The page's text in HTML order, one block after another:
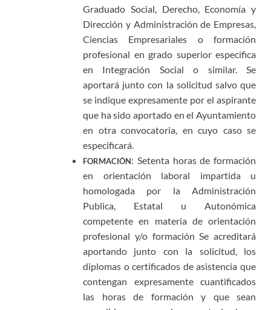
Graduado Social, Derecho, Economía y
Dirección y Administración de Empresas,
Ciencias Empresariales o formación
profesional en grado superior especifica
en Integración Social o similar. Se
aportará junto con la solicitud salvo que
se indique expresamente por el aspirante
que ha sido aportado en el Ayuntamiento
en otra convocatoria, en cuyo caso se
especificará.
FORMACIÓN: Setenta horas de formación
en orientación laboral impartida u
homologada por la Administración
Publica, Estatal u Autonómica
competente en materia de orientación
profesional y/o formación Se acreditará
aportando junto con la solicitud, los
diplomas o certificados de asistencia que
contengan expresamente cuantificados
las horas de formación y que sean